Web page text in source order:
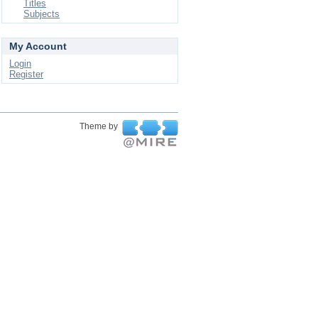
Titles
Subjects
My Account
Login
Register
Theme by